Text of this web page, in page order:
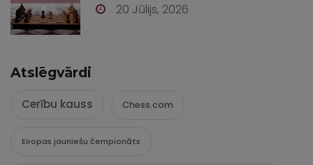
20 Jūlijs, 2026
Atslēgvārdi
Cerību kauss Chess.com
Eiropas jauniešu čempionāts